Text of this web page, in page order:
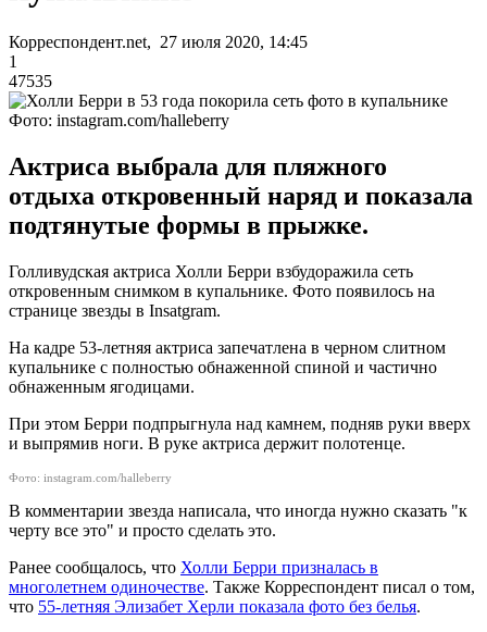
Корреспондент.net, 27 июля 2020, 14:45
1
47535
Фото: instagram.com/halleberry
Актриса выбрала для пляжного
отдыха откровенный наряд и показала
подтянутые формы в прыжке.
Голливудская актриса Холли Берри взбудоражила сеть
откровенным снимком в купальнике. Фото появилось на
странице звезды в Insatgram.
На кадре 53-летняя актриса запечатлена в черном слитном
купальнике с полностью обнаженной спиной и частично
обнаженным ягодицами.
При этом Берри подпрыгнула над камнем, подняв руки вверх
и выпрямив ноги. В руке актриса держит полотенце.
Фото: instagram.com/halleberry
В комментарии звезда написала, что иногда нужно сказать "к
черту все это" и просто сделать это.
Ранее сообщалось, что Холли Берри призналась в
многолетнем одиночестве. Также Корреспондент писал о том,
что 55-летняя Элизабет Херли показала фото без белья.